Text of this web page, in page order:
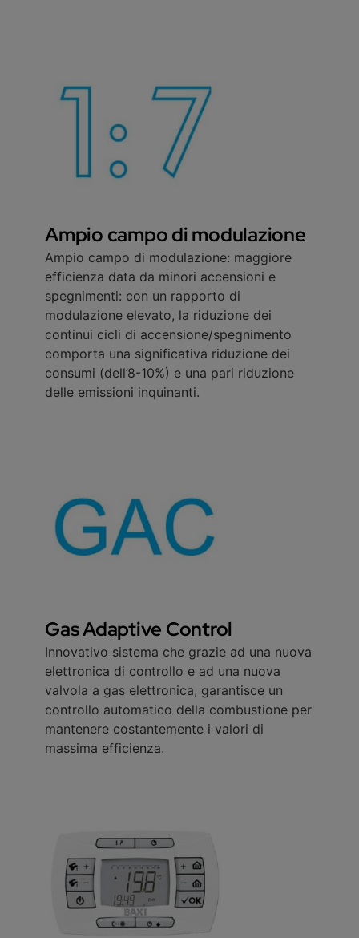
Ampio campo di modulazione
Ampio campo di modulazione: maggiore
efficienza data da minori accensioni e
spegnimenti: con un rapporto di
modulazione elevato, la riduzione dei
continui cicli di accensione/spegnimento
comporta una significativa riduzione dei
consumi (dell’8-10%) e una pari riduzione
delle emissioni inquinanti.
Gas Adaptive Control
Innovativo sistema che grazie ad una nuova
elettronica di controllo e ad una nuova
valvola a gas elettronica, garantisce un
controllo automatico della combustione per
mantenere costantemente i valori di
massima efficienza.